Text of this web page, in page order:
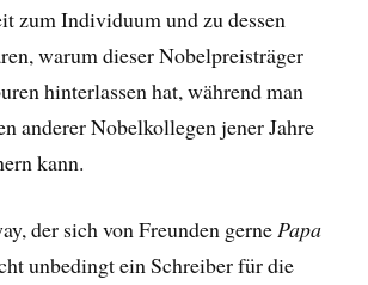
zum Individuum und zu dessen
warum dieser Nobelpreisträger
hinterlassen hat, während man
anderer Nobelkollegen jener Jahre
kann.
der sich von Freunden gernePapa
unbedingt ein Schreiber für die